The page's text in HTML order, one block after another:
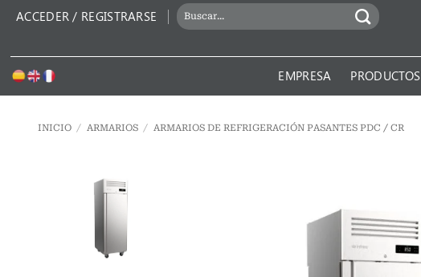
ACCEDER / REGISTRARSE
BUSCAR
POR:
EMPRESA PRODUCTOS
INICIO / ARMARIOS / ARMARIOS DE REFRIGERACIÓN PASANTES PDC / CR